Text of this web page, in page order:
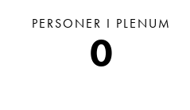
PERSONER I PLENUM
0